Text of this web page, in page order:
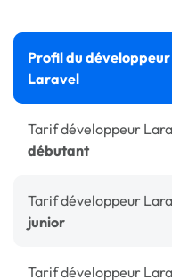
Profil du développeur
Laravel
Tarif développeur
débutant
Tarif développeur
junior
Tarif développeur